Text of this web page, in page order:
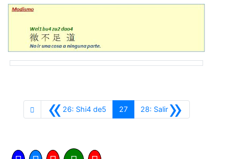
«26: Shi4 de5Anterior
27 »
28: SalirSiguiente